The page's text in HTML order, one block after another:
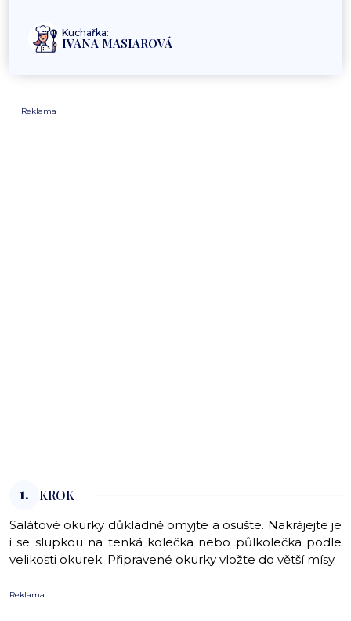
Kuchařka:
IVANA MASIAROVÁ
Reklama
1. KROK
Salátové okurky důkladně omyjte a osušte. Nakrájejte je
i se slupkou na tenká kolečka nebo půlkolečka podle
velikosti okurek. Připravené okurky vložte do větší mísy.
Reklama